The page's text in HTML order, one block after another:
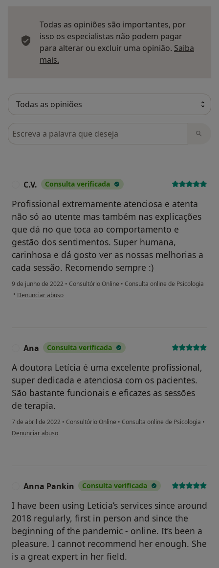
Todas as opiniões são importantes, por
isso os especialistas não podem pagar
para alterar ou excluir uma opinião. Saiba
mais.
Pesquisar em opiniões
C.V. Consulta verificada
Profissional extremamente atenciosa e atenta
não só ao utente mas também nas explicações
que dá no que toca ao comportamento e
gestão dos sentimentos. Super humana,
carinhosa e dá gosto ver as nossas melhorias a
cada sessão. Recomendo sempre :)
9 de junho de 2022 • Consultório Online • Consulta online de Psicologia
• na opinião do utilizador C.V.
Denunciar abuso
Ana Consulta verificada
A doutora Letícia é uma excelente profissional,
super dedicada e atenciosa com os pacientes.
São bastante funcionais e eficazes as sessões
de terapia.
7 de abril de 2022 • Consultório Online • Consulta online de Psicologia •
na opinião do utilizador Ana
Denunciar abuso
Anna Pankin Consulta verificada
I have been using Leticia’s services since around
2018 regularly, first in person and since the
beginning of the pandemic - online. It’s been a
pleasure. I cannot recommend her enough. She
is a great expert in her field.